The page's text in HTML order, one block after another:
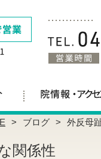
ブログ 外反母
関係性